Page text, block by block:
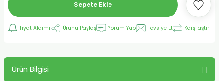
Sepete Ekle
Fiyat Alarmı Ürünü Paylaş Yorum Yap Tavsiye Et Karşılaştır
Ürün Bilgisi